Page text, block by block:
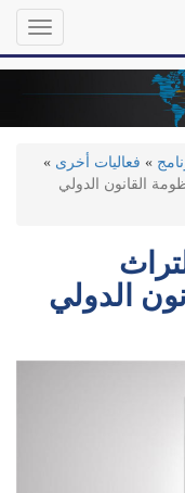
Toggle
» فعاليات أخرى »
القانون الدولي
الدولي